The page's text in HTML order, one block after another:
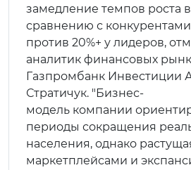
замедление темпов роста
сравнению с конкурентами
против 20%+ у лидеров,
аналитик финансовых
Газпромбанк Инвестиции
Стратичук. "Бизнес-
модель компании
периоды сокращения
населения, однако
маркетплейсами и